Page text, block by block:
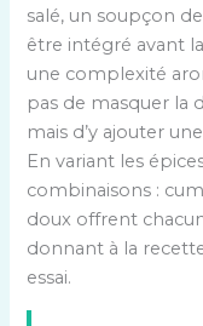
salé, un soupçon
être intégré avant la
une complexité
pas de masquer la
mais d’y ajouter
En variant les
combinaisons :
doux offrent
donnant à la
essai.